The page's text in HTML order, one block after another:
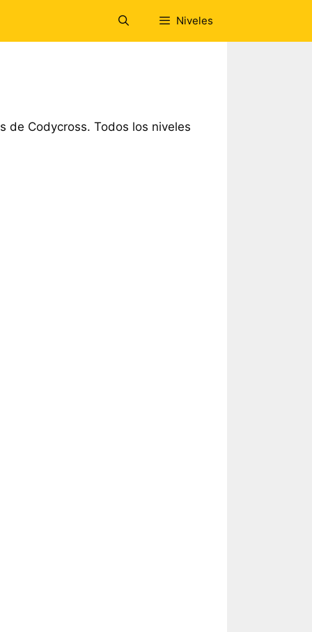
Niveles
de Codycross. Todos los niveles